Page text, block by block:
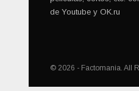
de Youtube y OK.ru
© 2026 - Factomania. All